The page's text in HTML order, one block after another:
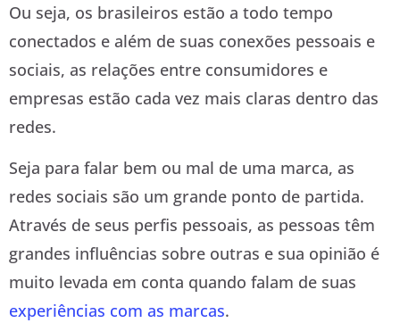
Ou seja, os brasileiros estão a todo tempo
conectados e além de suas conexões pessoais e
sociais, as relações entre consumidores e
empresas estão cada vez mais claras dentro das
redes.
Seja para falar bem ou mal de uma marca, as
redes sociais são um grande ponto de partida.
Através de seus perfis pessoais, as pessoas têm
grandes influências sobre outras e sua opinião é
muito levada em conta quando falam de suas
experiências com as marcas.